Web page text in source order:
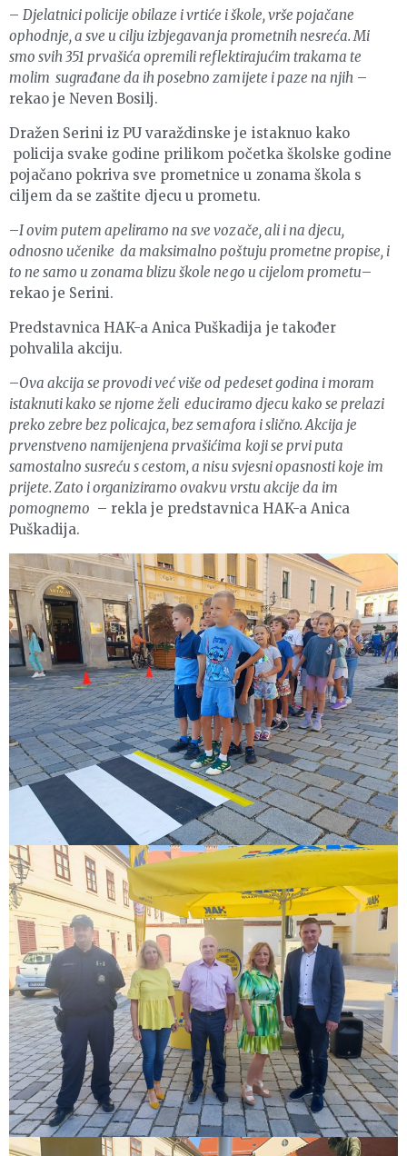
–Djelatnici policije obilaze i vrtiće i škole, vrše pojačane
ophodnje, a sve u cilju izbjegavanja prometnih nesreća. Mi
smo svih 351 prvašića opremili reflektirajućim trakama te
molim sugrađane da ih posebno zamijete i paze na njih –
rekao je Neven Bosilj.
Dražen Serini iz PU varaždinske je istaknuo kako
policija svake godine prilikom početka školske godine
pojačano pokriva sve prometnice u zonama škola s
ciljem da se zaštite djecu u prometu.
–I ovim putem apeliramo na sve vozače, ali i na djecu,
odnosno učenike da maksimalno poštuju prometne propise, i
to ne samo u zonama blizu škole nego u cijelom prometu–
rekao je Serini.
Predstavnica HAK-a Anica Puškadija je također
pohvalila akciju.
–Ova akcija se provodi već više od pedeset godina i moram
istaknuti kako se njome želi educiramo djecu kako se prelazi
preko zebre bez policajca, bez semafora i slično. Akcija je
prvenstveno namijenjena prvašićima koji se prvi puta
samostalno susreću s cestom, a nisu svjesni opasnosti koje im
prijete. Zato i organiziramo ovakvu vrstu akcije da im
pomognemo – rekla je predstavnica HAK-a Anica
Puškadija.